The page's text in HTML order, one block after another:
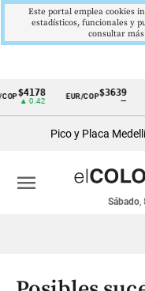
Cintillo
económicos
Colombia
EUR/COP$3639
—
Pico y Placa
Sábado,
menu
Este portal emplea cookies
estadísticos, funcionales y
consultar